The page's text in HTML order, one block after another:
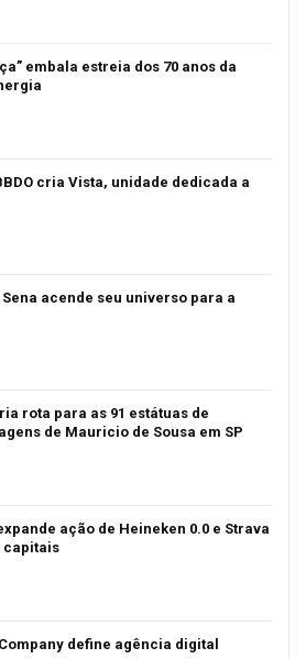
embala estreia dos 70 anos da
cria Vista, unidade dedicada a
acende seu universo para a
rota para as 91 estátuas de
de Mauricio de Sousa em SP
ação de Heineken 0.0 e Strava
capitais
define agência digital